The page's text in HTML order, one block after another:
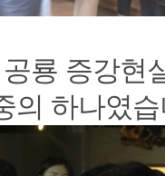
룡 증강현
의 하나였